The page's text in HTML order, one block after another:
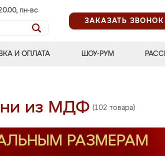
пн-вс
ЗАКАЗАТЬ ЗВОНОК
И ОПЛАТА ШОУ-РУМ
из МДФ (102 товара)
РАЗМЕРАМ